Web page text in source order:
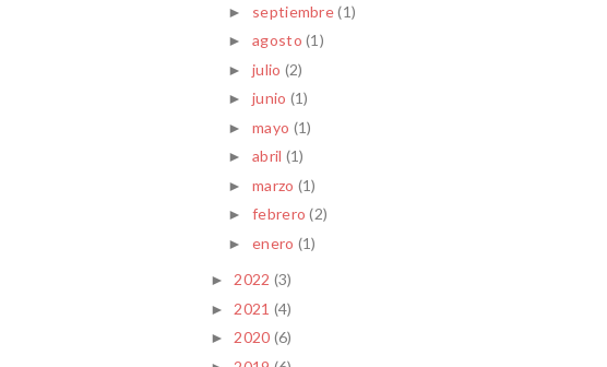
► septiembre(1)
►agosto(1)
►julio (2)
►junio (1)
►mayo (1)
►abril (1)
►marzo (1)
►febrero(2)
►enero (1)
► 2022 (3)
► 2021 (4)
► 2020 (6)